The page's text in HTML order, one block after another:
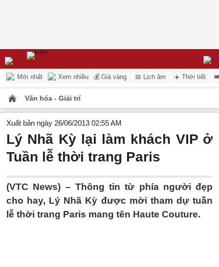
Mới nhất Xem nhiều 💰 Giá vàng 📅 Lịch âm ☀️ Thời tiết
Văn hóa - Giải trí
Xuất bản ngày 26/06/2013 02:55 AM
Lý Nhã Kỳ lại làm khách VIP ở
Tuần lễ thời trang Paris
(VTC News) – Thông tin từ phía người đẹp
cho hay, Lý Nhã Kỳ được mời tham dự tuần
lễ thời trang Paris mang tên Haute Couture.